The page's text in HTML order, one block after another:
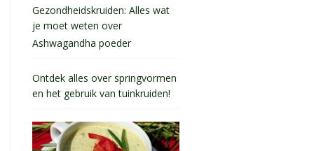
Gezondheidskruiden: Alles wat
je moet weten over
Ashwagandha poeder
Ontdek alles over springvormen
en het gebruik van tuinkruiden!